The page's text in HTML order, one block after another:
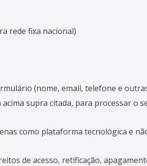
rede fixa nacional)
(nome, email, telefone e
supra citada, para processar o
como plataforma tecnológica e
de acesso, retificação,